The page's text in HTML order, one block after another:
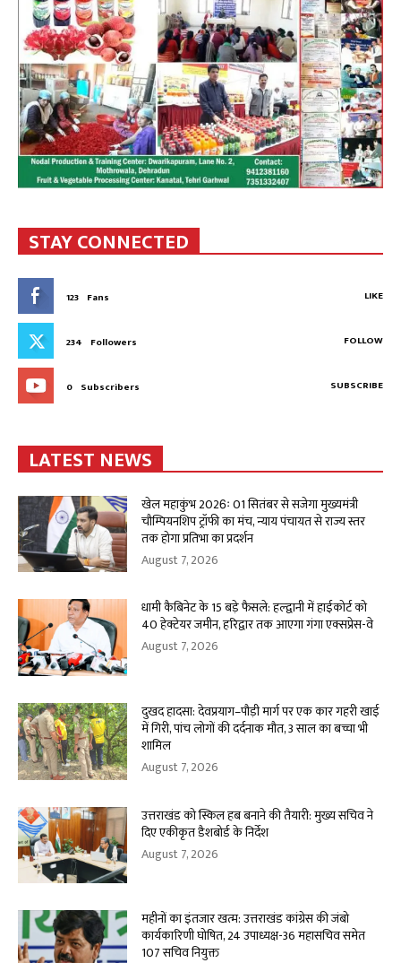
STAY CONNECTED
123 Fans LIKE
234 Followers FOLLOW
0 Subscribers SUBSCRIBE
LATEST NEWS
खेल महाकुंभ 2026ः 01 सितंबर से सजेगा मुख्यमंत्री
चौम्पियनशिप ट्रॉफी का मंच, न्याय पंचायत से राज्य स्तर
तक होगा प्रतिभा का प्रदर्शन
August 7, 2026
धामी कैबिनेट के 15 बड़े फैसले: हल्द्वानी में हाईकोर्ट को
40 हेक्टेयर जमीन, हरिद्वार तक आएगा गंगा एक्सप्रेस-वे
August 7, 2026
दुखद हादसा: देवप्रयाग–पौड़ी मार्ग पर एक कार गहरी खाई
में गिरी, पांच लोगों की दर्दनाक मौत, 3 साल का बच्चा भी
शामिल
August 7, 2026
उत्तराखंड को स्किल हब बनाने की तैयारी: मुख्य सचिव ने
दिए एकीकृत डैशबोर्ड के निर्देश
August 7, 2026
महीनों का इंतजार खत्म: उत्तराखंड कांग्रेस की जंबो
कार्यकारिणी घोषित, 24 उपाध्यक्ष-36 महासचिव समेत
107 सचिव नियुक्त